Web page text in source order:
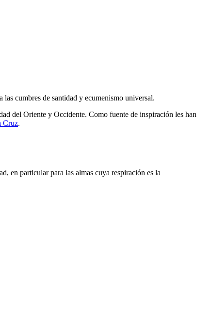
cumbres de santidad y ecumenismo universal.
del Oriente y Occidente. Como fuente de inspiración les han
Cruz.
en particular para las almas cuya respiración es la